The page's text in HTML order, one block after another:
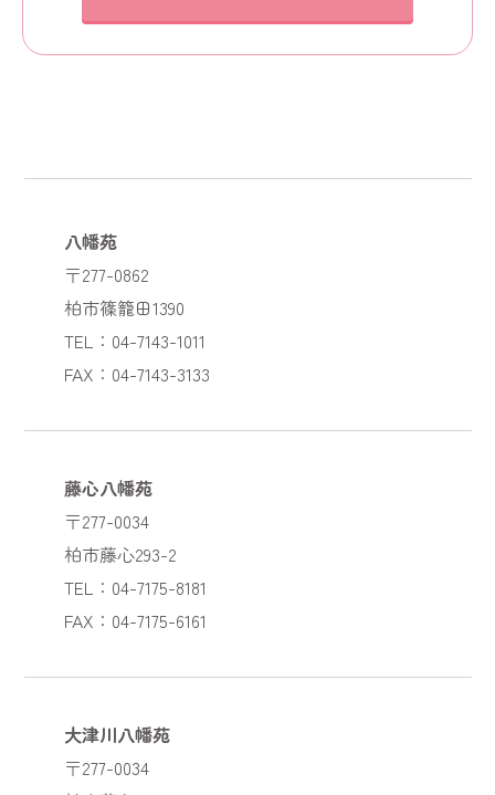
八幡苑
〒277-0862
柏市篠籠田1390
TEL：04-7143-1011
FAX：04-7143-3133
藤心八幡苑
〒277-0034
柏市藤心293-2
TEL：04-7175-8181
FAX：04-7175-6161
大津川八幡苑
〒277-0034